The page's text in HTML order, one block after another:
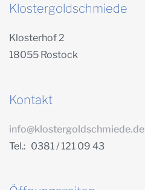
Klostergoldschmiede
Klosterhof 2
18055 Rostock
Kontakt
info@klostergoldschmiede.de
Tel.: 0381 / 121 09 43